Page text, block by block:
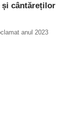
cântăreților
anul 2023